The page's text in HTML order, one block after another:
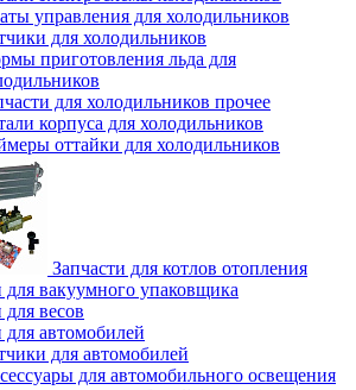
управления для холодильников
для холодильников
приготовления льда для
для холодильников прочее
корпуса для холодильников
оттайки для холодильников
Запчасти для котлов отопления
для вакуумного упаковщика
для весов
для автомобилей
для автомобилей
для автомобильного освещения